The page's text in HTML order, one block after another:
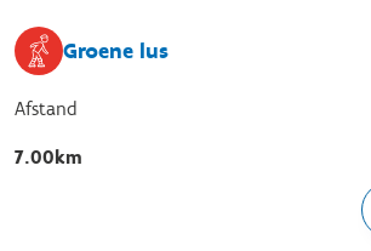
Groene lus
Afstand
7.00km